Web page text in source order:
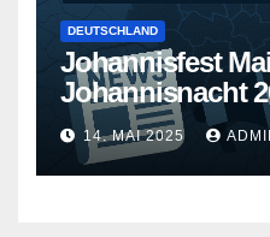
DEUTSCHLAND
Johannisfest
Johannisnacht
Feuerwerk
14. MAI 2025